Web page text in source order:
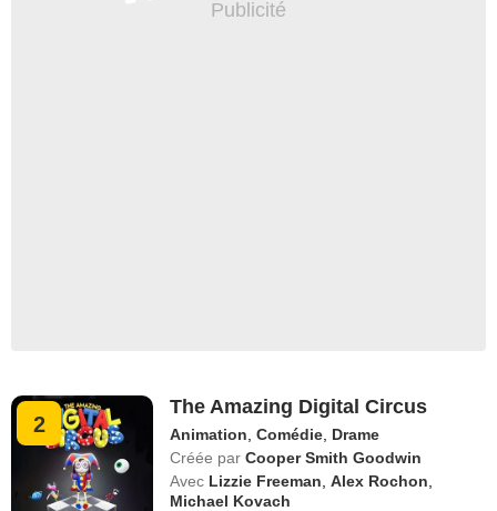
2
The Amazing Digital Circus
Animation ,Comédie Drame
Créée par Cooper Smith Goodwin
Avec Lizzie Freeman ,Alex Rochon
Michael Kovach